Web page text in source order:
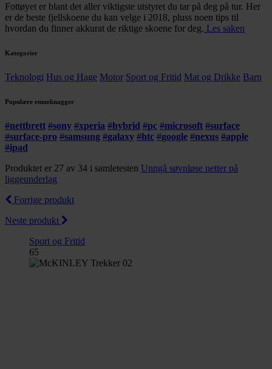
Fottøyet er blant det aller viktigste utstyret du tar på deg på tur. Her
er de beste fjellskoene du kan velge i 2018, pluss noen tips til
hvordan du finner akkurat de riktige skoene for deg. Les saken
Kategorier
Teknologi Hus og Hage Motor Sport og Fritid Mat og Drikke Barn
Populære emneknagger
#nettbrett #sony #xperia #hybrid #pc #microsoft #surface
#surface-pro #samsung #galaxy #htc #google #nexus #apple
#ipad
Produktet er 27 av 34 i samletesten Unngå søvnløse netter på
liggeunderlag
Forrige produkt
Neste produkt
Sport og Fritid
65